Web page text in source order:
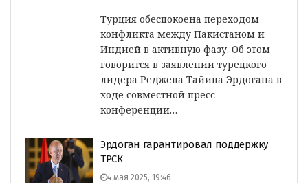
Турция обеспокоена переходом
конфликта между Пакистаном и
Индией в активную фазу. Об этом
говорится в заявлении турецкого
лидера Реджепа Тайипа Эрдогана в
ходе совместной пресс-
конференции…
Эрдоган гарантировал поддержку
ТРСК
4 мая 2025, 19:46